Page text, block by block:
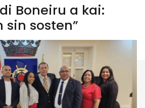
Boneiru a kai:
sin sosten”